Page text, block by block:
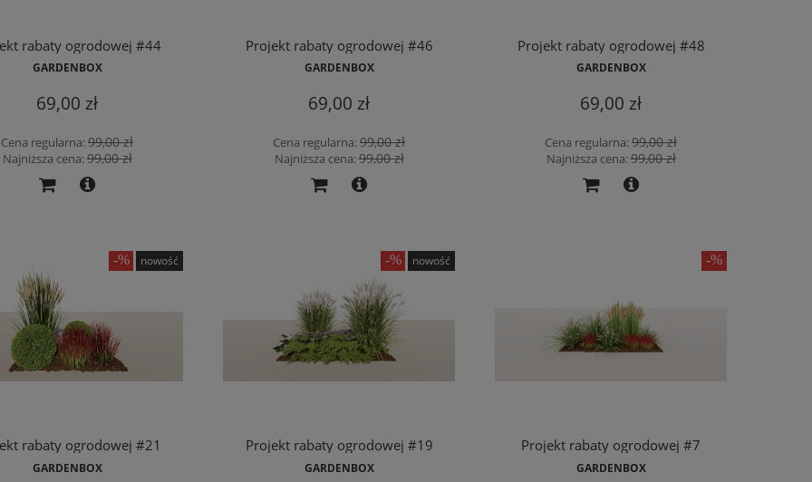
rabaty ogrodowej #44
GARDENBOX
69,00 zł
Cena regularna:99,00 zł
Najniższa cena:99,00 zł
Projekt rabaty ogrodowej #46
GARDENBOX
69,00 zł
Cena regularna:99,00 zł
Najniższa cena:99,00 zł
Projekt rabaty ogrodowej #48
GARDENBOX
69,00 zł
Cena regularna:99,00 zł
Najniższa cena:99,00 zł
rabaty ogrodowej #21
GARDENBOX
nowość
Projekt rabaty ogrodowej #19
GARDENBOX
nowość
Projekt rabaty ogrodowej #7
GARDENBOX